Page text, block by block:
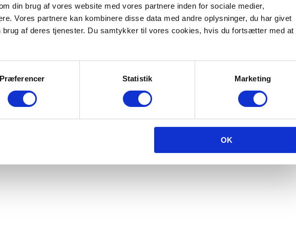
din brug af vores website med vores partnere inden for sociale medier,
Vores partnere kan kombinere disse data med andre oplysninger, du har givet
af deres tjenester. Du samtykker til vores cookies, hvis du fortsætter med at
Præferencer Statistik Marketing
OK
give dig de rigtige værktøjer til innovation. Vi er et team af innovationsspecialister med